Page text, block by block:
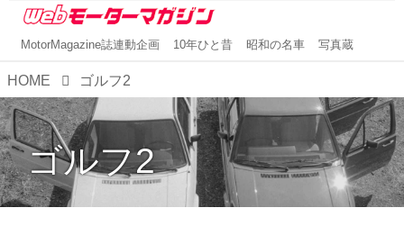
MotorMagazine誌連動企画 10年ひと昔 昭和の名車 写真蔵
HOME ゴルフ2
ゴルフ2